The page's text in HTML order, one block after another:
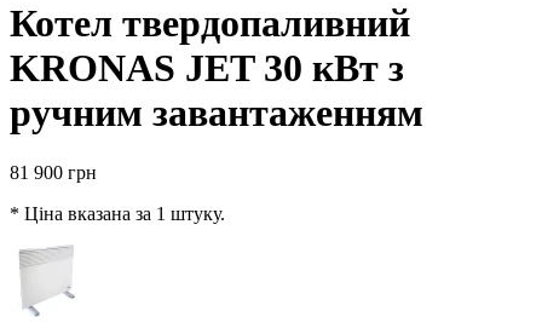
Котел твердопаливний
KRONAS JET 30 кВт з
ручним завантаженням
81 900 грн
* Ціна вказана за 1 штуку.